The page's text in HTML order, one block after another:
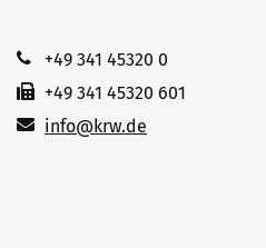
+49 341 45320 0
+49 341 45320 601
info@krw.de